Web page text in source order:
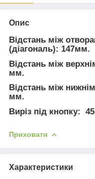
Опис
Відстань між
(діагональ): 147мм.
Відстань між
мм.
Відстань між
мм.
Виріз під кнопку:
Приховати
Характеристики